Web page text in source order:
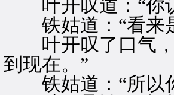
叶开叹道：“你
铁姑道：“看来
叶开叹了口气，
到现在。”
铁姑道：“所以你